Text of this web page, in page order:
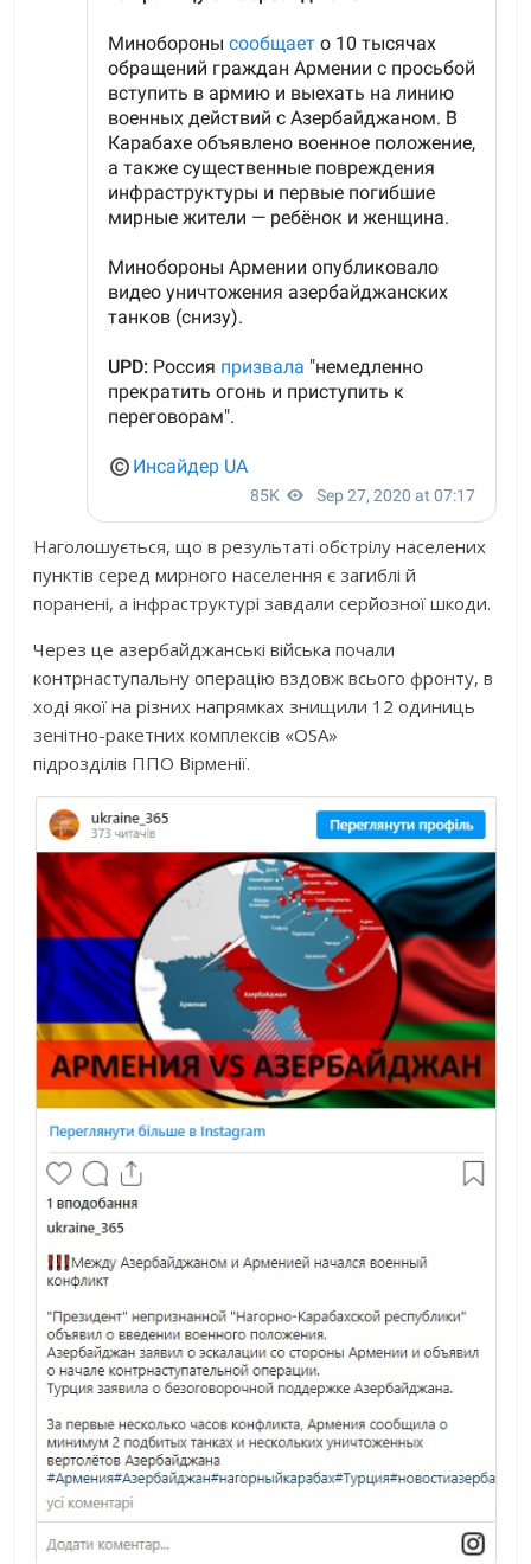
Наголошується, що в результаті обстрілу населених
пунктів серед мирного населення є загиблі й
поранені, а інфраструктурі завдали серйозної шкоди.
Через це азербайджанські війська почали
контрнаступальну операцію вздовж всього фронту, в
ході якої на різних напрямках знищили 12 одиниць
зенітно-ракетних комплексів «OSA»
підрозділів ППО Вірменії.